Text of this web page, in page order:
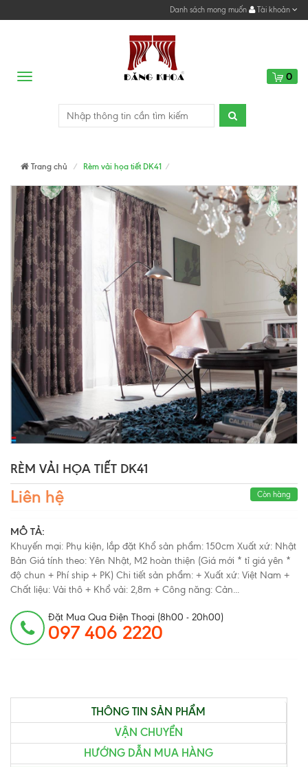
Danh sách mong muốn Tài khoản
Menu 0
Trang chủ Rèm vải họa tiết DK41
RÈM VẢI HỌA TIẾT DK41
Liên hệ Còn hàng
MÔ TẢ:
Khuyến mại: Phụ kiện, lắp đặt Khổ sản phẩm: 150cm Xuất xứ: Nhật
Bản Giá tính theo: Yên Nhật, M2 hoàn thiện (Giá mới * tỉ giá yên *
độ chun + Phí ship + PK) Chi tiết sản phẩm: + Xuất xứ: Việt Nam +
Chất liệu: Vải thô + Khổ vải: 2,8m + Công năng: Cản...
Đặt Mua Qua Điện Thoại (8h00 - 20h00)
097 406 2220
THÔNG TIN SẢN PHẨM
VẬN CHUYỂN
HƯỚNG DẪN MUA HÀNG